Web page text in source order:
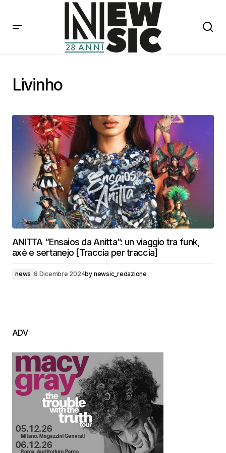
Livinho
ANITTA “Ensaios da Anitta”: un viaggio tra funk,
axé e sertanejo [Traccia per traccia]
news 8 Dicembre 2024by newsic_redazione
ADV